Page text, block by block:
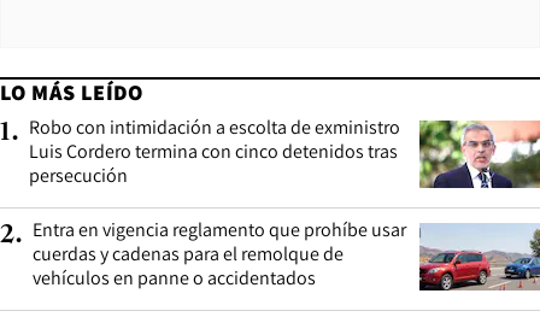
LO MÁS LEÍDO
1. Robo con intimidación a escolta de exministro
Luis Cordero termina con cinco detenidos tras
persecución
2. Entra en vigencia reglamento que prohíbe usar
cuerdas y cadenas para el remolque de
vehículos en panne o accidentados